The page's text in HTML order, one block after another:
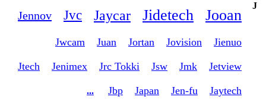
J
Jooan
Jidetech
Jaycar
Jvc
Jennov
Jienuo
Jovision
Jortan
Juan
Jwcam
Jetview
Jmk
Jsw
Jrc Tokki
Jenimex
Jtech
Jaytech
Jen-fu
Japan
Jbp
...